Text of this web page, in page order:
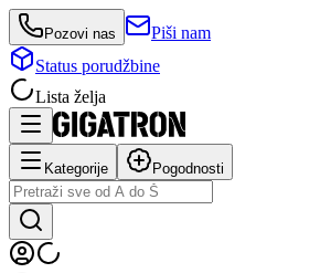
Pozovi nas
Piši nam
Status porudžbine
Lista želja
Kategorije Pogodnosti